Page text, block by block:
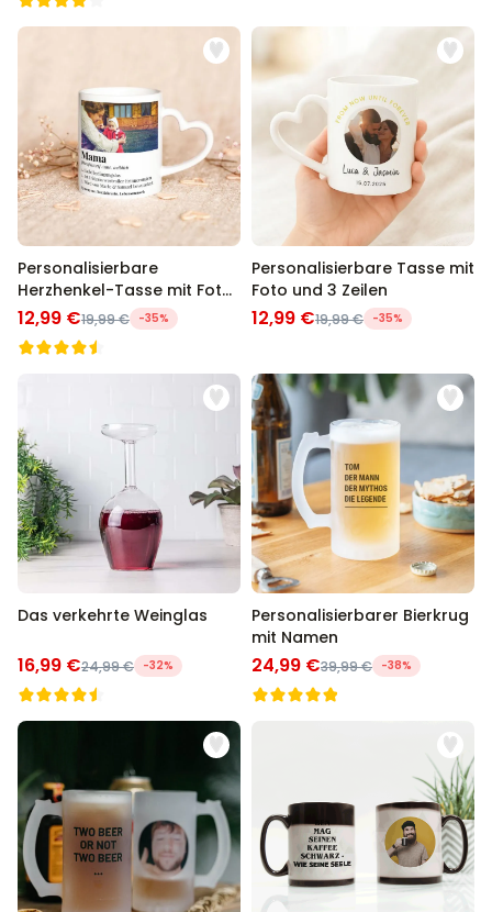
Personalisierbare
Herzhenkel-Tasse mit Foto
und Definition
12,99 €19,99 € -35%
Personalisierbare Tasse mit
Foto und 3 Zeilen
12,99 €19,99 € -35%
Das verkehrte Weinglas
16,99 €24,99 € -32%
Personalisierbarer Bierkrug
mit Namen
24,99 €39,99 € -38%